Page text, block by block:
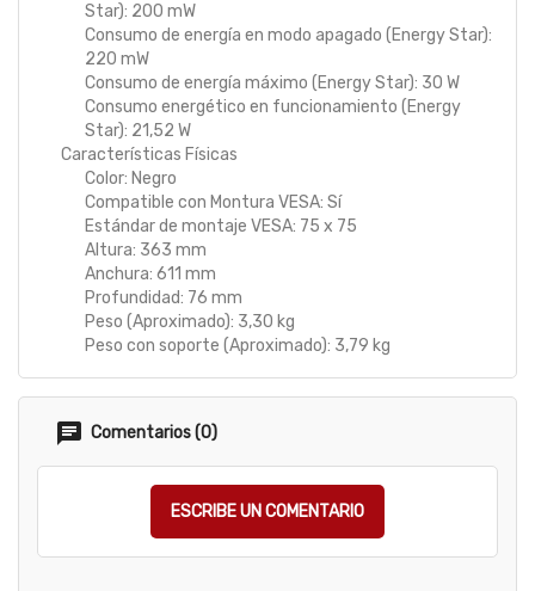
Star): 200 mW
Consumo de energía en modo apagado (Energy Star):
220 mW
Consumo de energía máximo (Energy Star): 30 W
Consumo energético en funcionamiento (Energy
Star): 21,52 W
Características Físicas
Color: Negro
Compatible con Montura VESA: Sí
Estándar de montaje VESA: 75 x 75
Altura: 363 mm
Anchura: 611 mm
Profundidad: 76 mm
Peso (Aproximado): 3,30 kg
Peso con soporte (Aproximado): 3,79 kg
Comentarios (0)
ESCRIBE UN COMENTARIO